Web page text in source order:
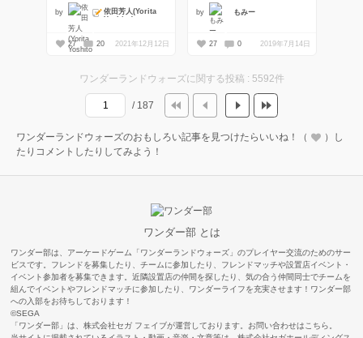
by
依田芳人(Yorita
Yoshito)
27 20 2021年12月12日
by もみー
27 0 2019年7月14日
ワンダーランドウォーズに関する投稿 : 5592件
/ 187
ワンダーランドウォーズのおもしろい記事を見つけたらいいね！（
）し
たりコメントしたりしてみよう！
ワンダー部 とは
ワンダー部は、アーケードゲーム「ワンダーランドウォーズ」のプレイヤー交流のためのサー
ビスです。フレンドを募集したり、チームに参加したり、フレンドマッチや設置店イベント・
イベント参加者を募集できます。近隣設置店の仲間を探したり、気の合う仲間同士でチームを
組んでイベントやフレンドマッチに参加したり、ワンダーライフを充実させます！ワンダー部
への入部をお待ちしております！
©SEGA
「ワンダー部」は、株式会社セガ フェイブが運営しております。お問い合わせはこちら。